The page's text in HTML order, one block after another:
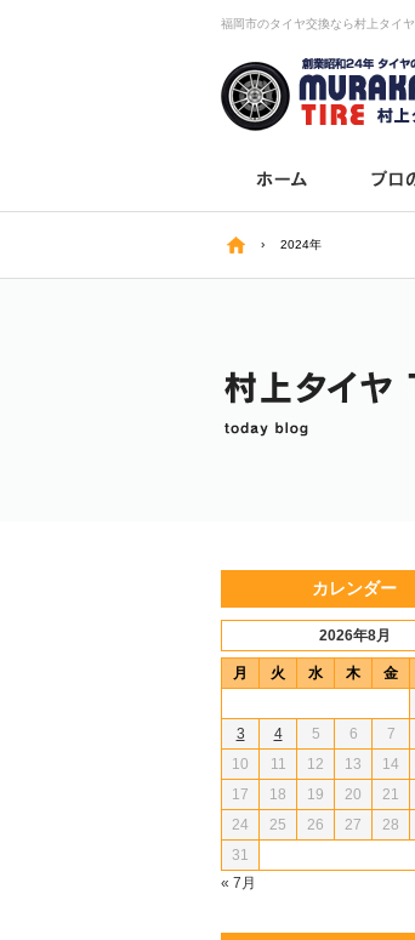
福岡市のタイヤ交換なら村上タイヤ
› 2024年
カレンダー
2026年8月
月 火 水 木 金
« 7月
3
4 5 6 7
10
11 12 13 14
17
18 19 20 21
24
25 26 27 28
31